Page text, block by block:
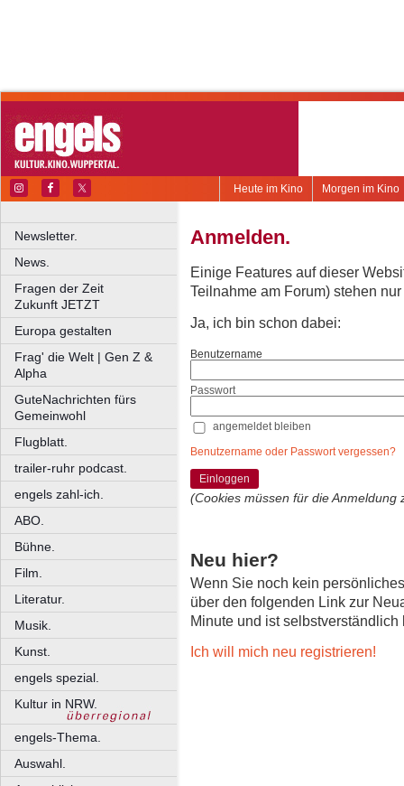
Morgen im Kino
Heute im Kino
Newsletter.
News.
Fragen der Zeit
Zukunft JETZT
Europa gestalten
Frag' die Welt | Gen Z &
Alpha
GuteNachrichten fürs
Gemeinwohl
Flugblatt.
trailer-ruhr podcast.
engels zahl-ich.
ABO.
Bühne.
Film.
Literatur.
Musik.
Kunst.
engels spezial.
Kultur in NRW.
engels-Thema.
Auswahl.
Anmelden.
Einige Features auf dieser
Teilnahme am Forum) stehen
Ja, ich bin schon dabei:
Benutzername
Passwort
angemeldet bleiben
Benutzername oder Passwort vergessen?
Einloggen
(Cookies müssen für die Anmeldung
Neu hier?
Wenn Sie noch kein
über den folgenden Link zur
Minute und ist selbstverständlich
Ich will mich neu registrieren!